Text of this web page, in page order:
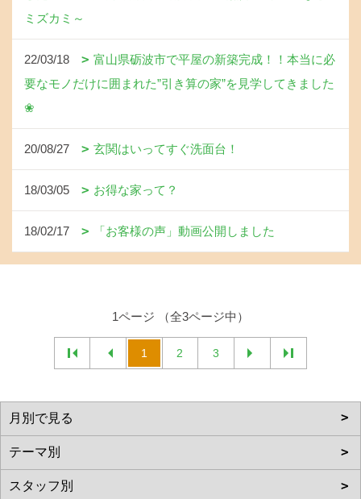
ミズカミ～
22/03/18
富山県砺波市で平屋の新築完成！！本当に必
要なモノだけに囲まれた”引き算の家”を見学してきました
❀
20/08/27 玄関はいってすぐ洗面台！
18/03/05 お得な家って？
18/02/17 「お客様の声」動画公開しました
1ページ （全3ページ中）
1 2 3